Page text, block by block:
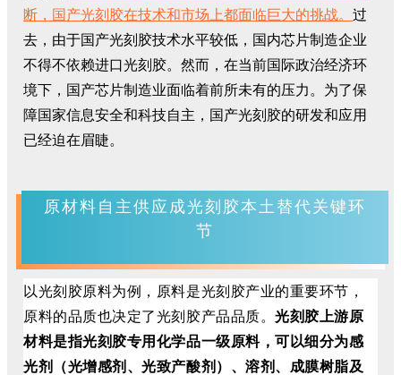
断，国产光刻胶在技术和市场上都面临巨大的挑战。 过
去，由于国产光刻胶技术水平较低，国内芯片制造企业
不得不依赖进口光刻胶。然而，在当前国际政治经济环
境下，国产芯片制造业面临着前所未有的压力。为了保
障国家信息安全和科技自主，国产光刻胶的研发和应用
已经迫在眉睫。
原材料自主供应成光刻胶本土替代关键环
节
以光刻胶原料为例，原料是光刻胶产业的重要环节，
原料的品质也决定了光刻胶产品品质。光刻胶上游原
材料是指光刻胶专用化学品一级原料，可以细分为感
光剂（光增感剂、光致产酸剂）、溶剂、成膜树脂及